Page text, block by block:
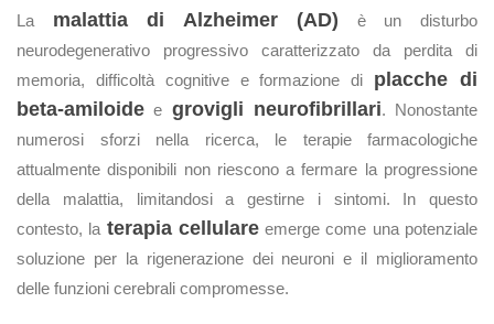
La malattia di Alzheimer (AD) è un disturbo
neurodegenerativo progressivo caratterizzato da perdita di
memoria, difficoltà cognitive e formazione di placche di
beta-amiloide e grovigli neurofibrillari. Nonostante
numerosi sforzi nella ricerca, le terapie farmacologiche
attualmente disponibili non riescono a fermare la progressione
della malattia, limitandosi a gestirne i sintomi. In questo
contesto, la terapia cellulareemerge come una potenziale
soluzione per la rigenerazione dei neuroni e il miglioramento
delle funzioni cerebrali compromesse.